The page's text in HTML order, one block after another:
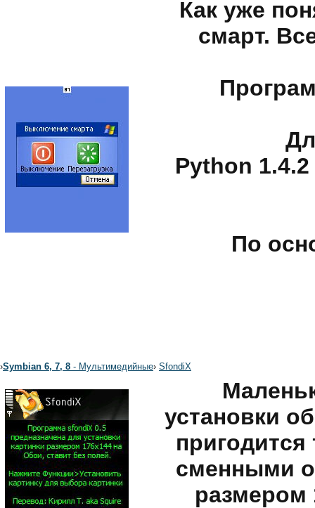
Как уже
смарт.
Python
По
›Symbian 6, 7, 8 - Мультимедийные› SfondiX
установки
сменными
размером